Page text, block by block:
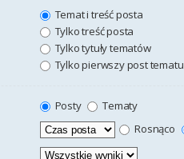
Temat i treść posta
Tylko treść posta
Tylko tytuły tematów
Tylko pierwszy post tematu
Posty
Tematy
Rosnąco